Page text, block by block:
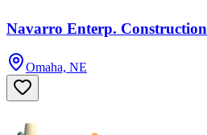
Navarro Enterp. Construction
Omaha, NE